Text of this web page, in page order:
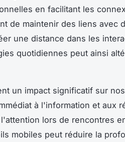
en facilitant les
de maintenir des liens avec
une distance dans les
quotidiennes peut ainsi
un impact significatif sur
à l'information et aux
lors de rencontres
mobiles peut réduire la